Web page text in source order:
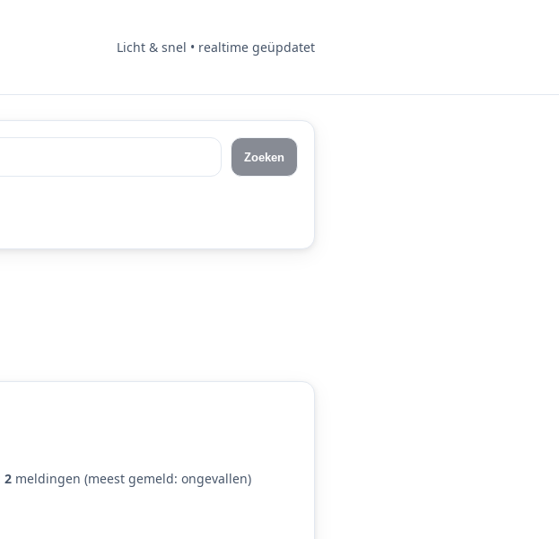
Licht & snel • realtime geüpdatet
Zoeken
2 meldingen (meest gemeld: ongevallen)